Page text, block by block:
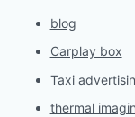
blog
Carplay box
Taxi
thermal